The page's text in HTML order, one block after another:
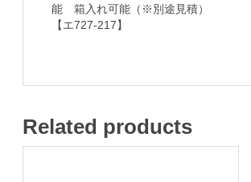
能 箱入れ可能（※別途見積）
【エ727-217】
Related products